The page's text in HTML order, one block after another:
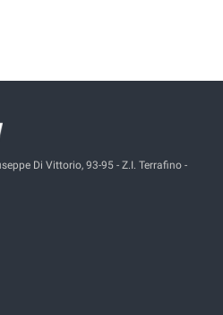
Di Vittorio, 93-95 - Z.I. Terrafino -